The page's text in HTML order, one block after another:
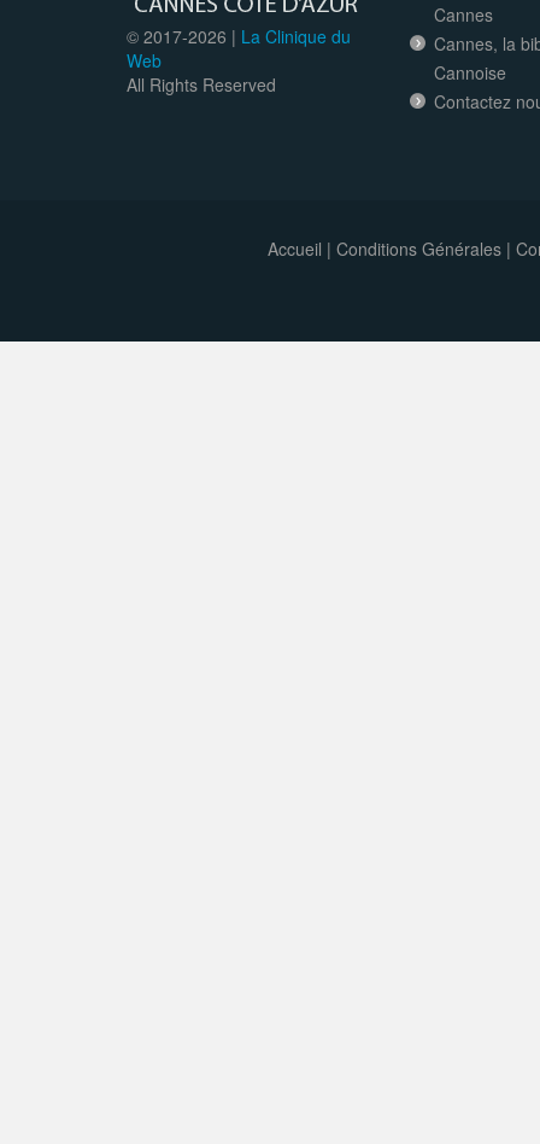
© 2017-2026 | La Clinique du
Web
All Rights Reserved
Cannes
Cannes, la
Cannoise
Contactez
Accueil | Conditions Générales|